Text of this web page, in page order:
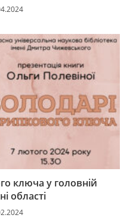
ключа у головній
області